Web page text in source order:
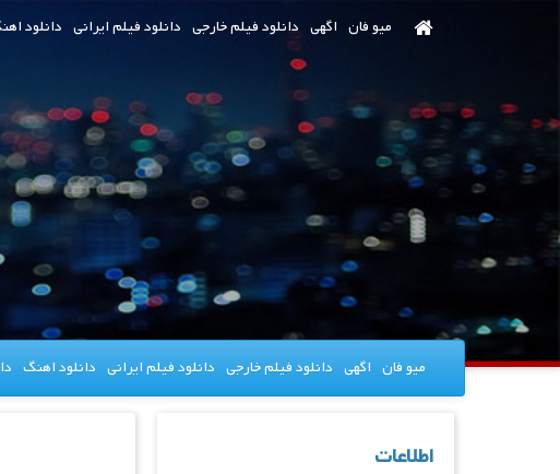
میو فان اگهی دانلود فیلم خارجی دانلود فیلم ایرانی دانلود
میو فان اگهی دانلود فیلم خارجی دانلود فیلم ایرانی دانلود اهنگ
اطلاعات